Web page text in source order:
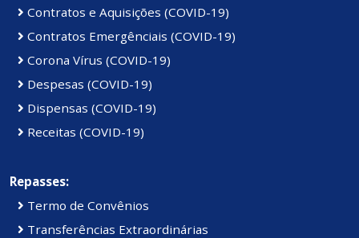
Contratos e Aquisições (COVID-19)
Contratos Emergênciais (COVID-19)
Corona Vírus (COVID-19)
Despesas (COVID-19)
Dispensas (COVID-19)
Receitas (COVID-19)
Repasses:
Termo de Convênios
Transferências Extraordinárias